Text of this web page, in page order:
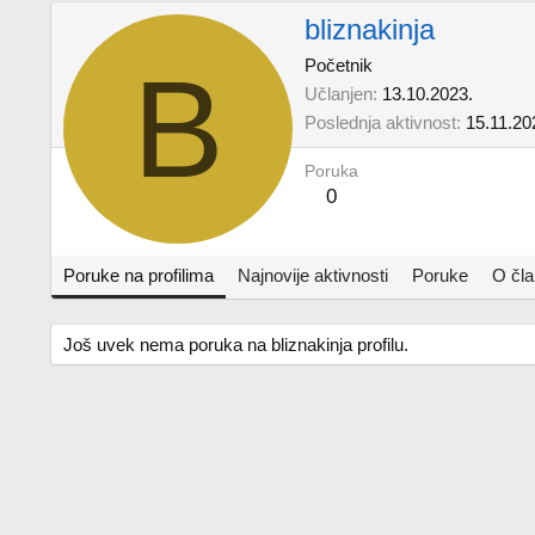
B
bliznakinja
Početnik
Učlanjen 13.10.2023.
Poslednja aktivnost
Poruka
0
Poruke na profilima Najnovije aktivnosti Poruke O
Još uvek nema poruka na bliznakinja profilu.